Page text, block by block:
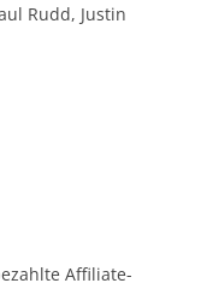
Rudd, Justin
Affiliate-